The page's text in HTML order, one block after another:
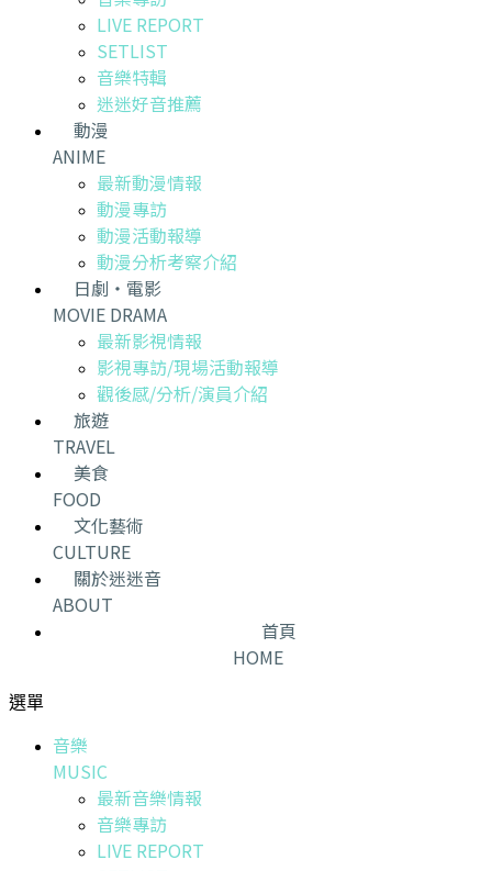
LIVE REPORT
SETLIST
音樂特輯
迷迷好音推薦
動漫
ANIME
最新動漫情報
動漫專訪
動漫活動報導
動漫分析考察介紹
日劇・電影
MOVIE DRAMA
最新影視情報
影視專訪/現場活動報導
觀後感/分析/演員介紹
旅遊
TRAVEL
美食
FOOD
文化藝術
CULTURE
關於迷迷音
ABOUT
首頁
HOME
選單
音樂
MUSIC
最新音樂情報
音樂專訪
LIVE REPORT